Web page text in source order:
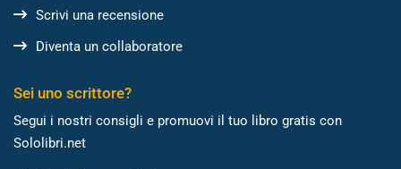
Scrivi una recensione
Diventa un collaboratore
Sei uno scrittore?
Segui i nostri consigli e promuovi il tuo libro gratis con
Sololibri.net